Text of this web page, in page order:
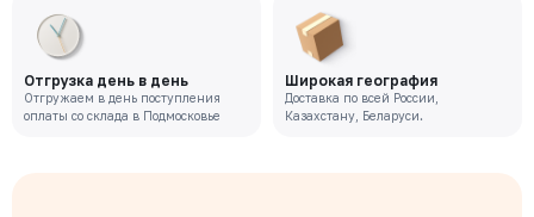
Отгрузка день в день
Отгружаем в день поступления
оплаты со склада в Подмосковье
Широкая география
Доставка по всей России,
Казахстану, Беларуси.